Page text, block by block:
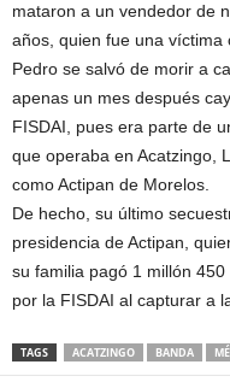
mataron a un vendedor de
años, quien fue una víctima
Pedro se salvó de morir a
apenas un mes después
FISDAI, pues era parte de
que operaba en Acatzingo,
como Actipan de Morelos.
De hecho, su último
presidencia de Actipan,
su familia pagó 1 millón
por la FISDAI al capturar a
TAGS ACATZINGO BANDA